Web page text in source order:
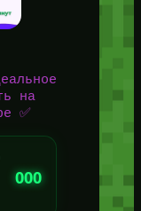
на
✅
000